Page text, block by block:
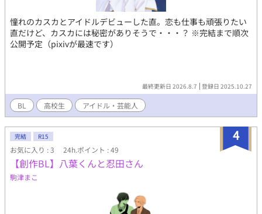
憧れのカスカとアイドルデビューした直。恋も仕事も頑張りたい
直だけど、カスカには秘密がありそうで・・・？ ※完結まで順次
公開予定（pixivが最速です）
最終更新日 2026.8.7 登録日 2025.10.27
BL 高校生 アイドル・芸能人
4
完結 R15
お気に入り : 3 24h.ポイント : 49
【創作BL】八葉くんと忍田さん
駒津まこ